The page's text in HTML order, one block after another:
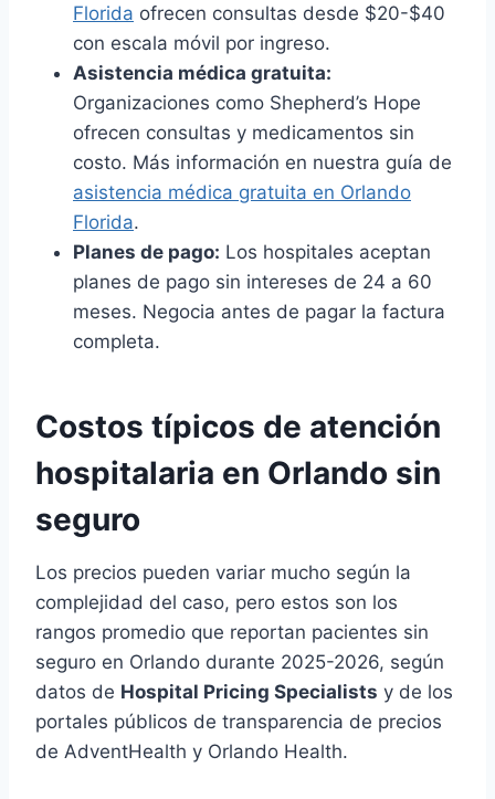
Florida ofrecen consultas desde $20-$40
con escala móvil por ingreso.
Asistencia médica gratuita:
Organizaciones como Shepherd’s Hope
ofrecen consultas y medicamentos sin
costo. Más información en nuestra guía de
asistencia médica gratuita en Orlando
Florida.
Planes de pago: Los hospitales aceptan
planes de pago sin intereses de 24 a 60
meses. Negocia antes de pagar la factura
completa.
Costos típicos de atención
hospitalaria en Orlando sin
seguro
Los precios pueden variar mucho según la
complejidad del caso, pero estos son los
rangos promedio que reportan pacientes sin
seguro en Orlando durante 2025-2026, según
datos de Hospital Pricing Specialists y de los
portales públicos de transparencia de precios
de AdventHealth y Orlando Health.